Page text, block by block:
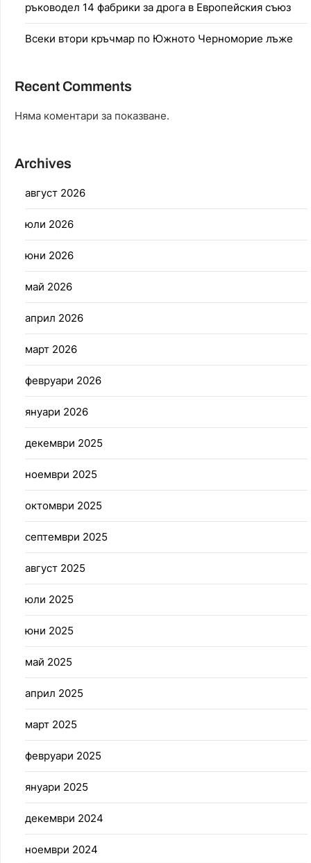
ръководел 14 фабрики за дрога в Европейския съюз
Всеки втори кръчмар по Южното Черноморие лъже
Recent Comments
Няма коментари за показване.
Archives
август 2026
юли 2026
юни 2026
май 2026
април 2026
март 2026
февруари 2026
януари 2026
декември 2025
ноември 2025
октомври 2025
септември 2025
август 2025
юли 2025
юни 2025
май 2025
април 2025
март 2025
февруари 2025
януари 2025
декември 2024
ноември 2024